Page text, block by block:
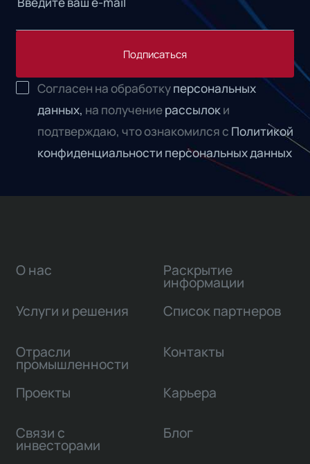
Подписаться
Согласен на обработкуперсональных
данных, на получениерассылоки
подтверждаю, что ознакомился с Политикой
конфиденциальности персональных данных
О нас
Услуги и решения
Отрасли
промышленности
Проекты
Связи с
инвесторами
Раскрытие
информации
Список партнеров
Контакты
Карьера
Блог